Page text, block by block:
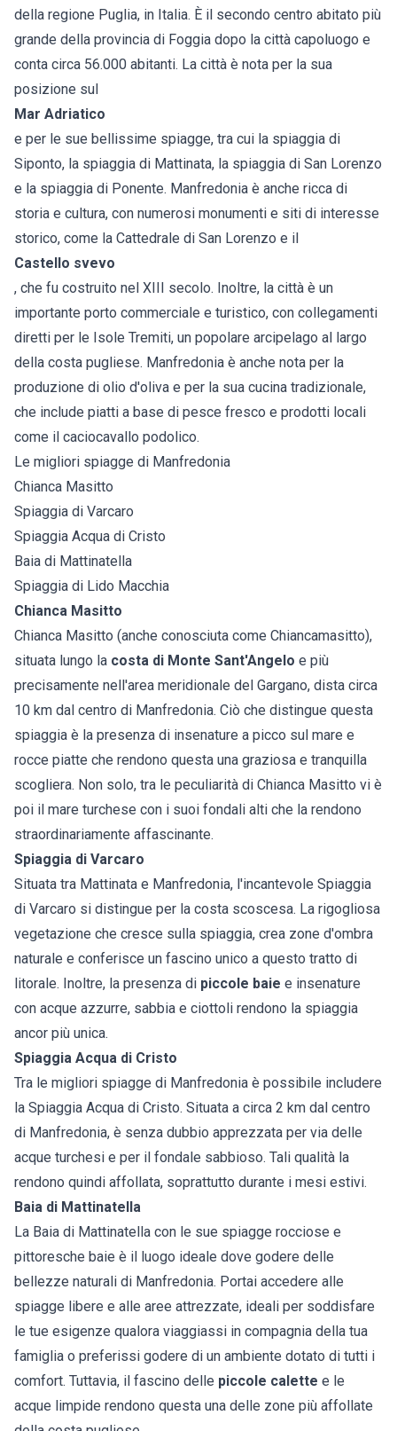
della regione Puglia, in Italia. È il secondo centro abitato più
grande della provincia di Foggia dopo la città capoluogo e
conta circa 56.000 abitanti. La città è nota per la sua
posizione sul
Mar Adriatico
e per le sue bellissime spiagge, tra cui la spiaggia di
Siponto, la spiaggia di Mattinata, la spiaggia di San Lorenzo
e la spiaggia di Ponente. Manfredonia è anche ricca di
storia e cultura, con numerosi monumenti e siti di interesse
storico, come la Cattedrale di San Lorenzo e il
Castello svevo
, che fu costruito nel XIII secolo. Inoltre, la città è un
importante porto commerciale e turistico, con collegamenti
diretti per le Isole Tremiti, un popolare arcipelago al largo
della costa pugliese. Manfredonia è anche nota per la
produzione di olio d'oliva e per la sua cucina tradizionale,
che include piatti a base di pesce fresco e prodotti locali
come il caciocavallo podolico.
Le migliori spiagge di Manfredonia
Chianca Masitto
Spiaggia di Varcaro
Spiaggia Acqua di Cristo
Baia di Mattinatella
Spiaggia di Lido Macchia
Chianca Masitto
Chianca Masitto (anche conosciuta come Chiancamasitto),
situata lungo la costa di Monte Sant'Angelo e più
precisamente nell'area meridionale del Gargano, dista circa
10 km dal centro di Manfredonia. Ciò che distingue questa
spiaggia è la presenza di insenature a picco sul mare e
rocce piatte che rendono questa una graziosa e tranquilla
scogliera. Non solo, tra le peculiarità di Chianca Masitto vi è
poi il mare turchese con i suoi fondali alti che la rendono
straordinariamente affascinante.
Spiaggia di Varcaro
Situata tra Mattinata e Manfredonia, l'incantevole Spiaggia
di Varcaro si distingue per la costa scoscesa. La rigogliosa
vegetazione che cresce sulla spiaggia, crea zone d'ombra
naturale e conferisce un fascino unico a questo tratto di
litorale. Inoltre, la presenza di piccole baie e insenature
con acque azzurre, sabbia e ciottoli rendono la spiaggia
ancor più unica.
Spiaggia Acqua di Cristo
Tra le migliori spiagge di Manfredonia è possibile includere
la Spiaggia Acqua di Cristo. Situata a circa 2 km dal centro
di Manfredonia, è senza dubbio apprezzata per via delle
acque turchesi e per il fondale sabbioso. Tali qualità la
rendono quindi affollata, soprattutto durante i mesi estivi.
Baia di Mattinatella
La Baia di Mattinatella con le sue spiagge rocciose e
pittoresche baie è il luogo ideale dove godere delle
bellezze naturali di Manfredonia. Portai accedere alle
spiagge libere e alle aree attrezzate, ideali per soddisfare
le tue esigenze qualora viaggiassi in compagnia della tua
famiglia o preferissi godere di un ambiente dotato di tutti i
comfort. Tuttavia, il fascino delle piccole calette e le
acque limpide rendono questa una delle zone più affollate